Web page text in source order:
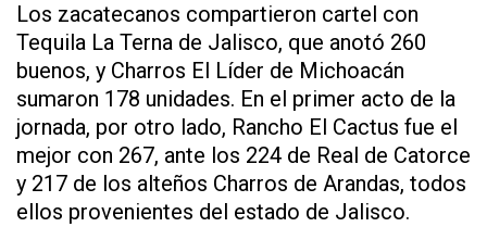
Los zacatecanos compartieron cartel con
Tequila La Terna de Jalisco, que anotó 260
buenos, y Charros El Líder de Michoacán
sumaron 178 unidades. En el primer acto de la
jornada, por otro lado, Rancho El Cactus fue el
mejor con 267, ante los 224 de Real de Catorce
y 217 de los alteños Charros de Arandas, todos
ellos provenientes del estado de Jalisco.